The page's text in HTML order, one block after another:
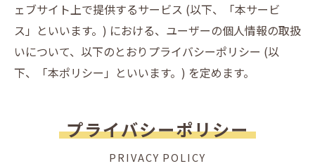
ェブサイト上で提供するサービス (以下、「本サービ
ス」といいます。) における、ユーザーの個人情報の取扱
いについて、以下のとおりプライバシーポリシー (以
下、「本ポリシー」といいます。) を定めます。
プライバシーポリシー
PRIVACY POLICY